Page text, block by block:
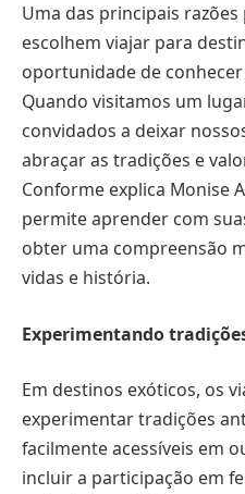
Uma das principais razões
escolhem viajar para
oportunidade de
Quando visitamos um
convidados a deixar
abraçar as tradições e
Conforme explica Monise
permite aprender com
obter uma compreensão
vidas e história.
Experimentando
Em destinos exóticos, os
experimentar tradições
facilmente acessíveis em
incluir a participação em